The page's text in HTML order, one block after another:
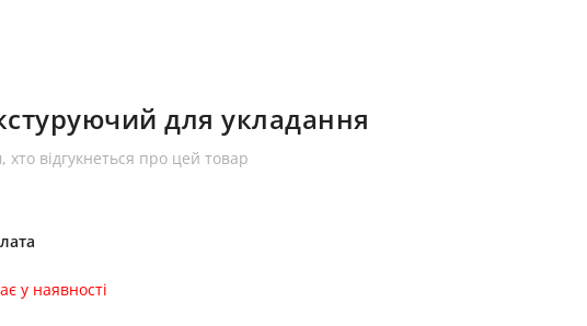
для укладання
відгукнеться про цей товар
у наявності